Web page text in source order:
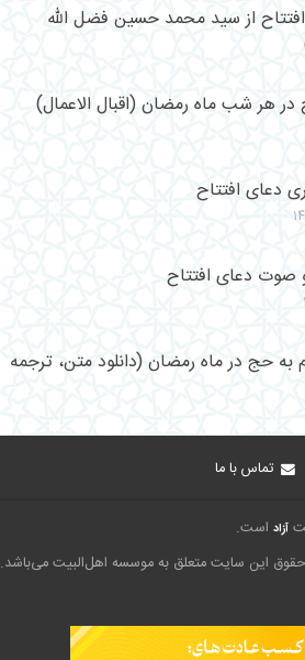
از سید محمد حسین فضل الله
در هر شب ماه رمضان (اقبال الاعمال)
دعای افتتاح
صوت دعای افتتاح
حج در ماه رمضان (دانلود متن، ترجمه
تماس با ما
آزاد است.
حقوق این سایت متعلق به موسسه اهل‌البیت می‌باشد.